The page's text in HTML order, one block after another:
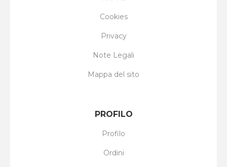
Cookies
Privacy
Note Legali
Mappa del sito
PROFILO
Profilo
Ordini